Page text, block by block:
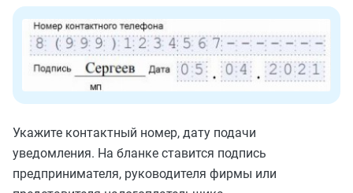
Укажите контактный номер, дату подачи
уведомления. На бланке ставится подпись
предпринимателя, руководителя фирмы или